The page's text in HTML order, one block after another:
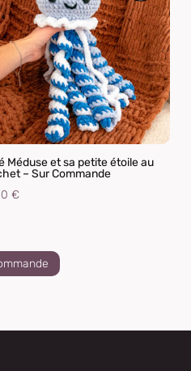
Méduse et sa petite étoile au
– Sur Commande
€